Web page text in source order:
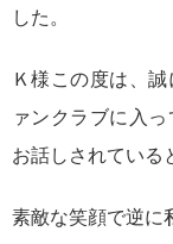
した。
Ｋ様この度は、
ァンクラブに入
お話しされている
素敵な笑顔で逆に